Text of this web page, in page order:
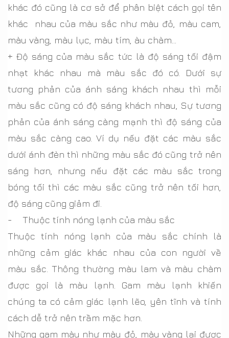
khác đó cũng là cơ sở để phân biệt cách gọi tên
khác nhau của màu sắc như màu đỏ, màu cam,
màu vàng, màu lục, màu tím, àu chàm…
+ Độ sáng của màu sắc tức là độ sáng tối đậm
nhạt khác nhau mà màu sắc đó có. Dưới sự
tương phản của ánh sáng khách nhau thì mỗi
màu sắc cũng có độ sáng khách nhau, Sự tương
phản của ánh sáng càng mạnh thì độ sáng của
màu sắc càng cao. Ví dụ nếu đặt các màu sắc
dưới ánh đèn thì những màu sắc đó cũng trở nên
sáng hơn, nhưng nếu đặt các màu sắc trong
bóng tối thì các màu sắc cũng trở nên tối hơn,
độ sáng cũng giảm đi.
- Thuộc tính nóng lạnh của màu sắc
Thuộc tính nóng lạnh của màu sắc chính là
những cảm giác khác nhau của con người về
màu sắc. Thông thường màu lam và màu chàm
được gọi là màu lạnh. Gam màu lạnh khiến
chúng ta có cảm giác lạnh lẽo, yên tĩnh và tính
cách dễ trở nên trầm mặc hơn.
Những gam màu như màu đỏ, màu vàng lại được